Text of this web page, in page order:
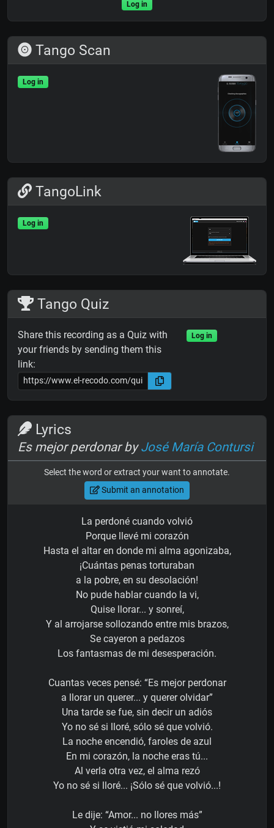
Log in
Tango Scan
Log in
TangoLink
Log in
Tango Quiz
Share this recording as a Quiz with
your friends by sending them this
link:
Log in
Lyrics
Es mejor perdonar byJosé María Contursi
Select the word or extract your want to annotate.
Submit an annotation
La perdoné cuando volvió
Porque llevé mi corazón
Hasta el altar en donde mi alma agonizaba,
¡Cuántas penas torturaban
a la pobre, en su desolación!
No pude hablar cuando la vi,
Quise llorar... y sonreí,
Y al arrojarse sollozando entre mis brazos,
Se cayeron a pedazos
Los fantasmas de mi desesperación.
Cuantas veces pensé: “Es mejor perdonar
a llorar un querer... y querer olvidar”
Una tarde se fue, sin decir un adiós
Yo no sé si lloré, sólo sé que volvió.
La noche encendió, faroles de azul
En mi corazón, la noche eras tú...
Al verla otra vez, el alma rezó
Yo no sé si lloré... ¡Sólo sé que volvió...!
Le dije: “Amor... no llores más”